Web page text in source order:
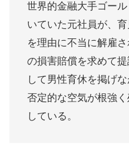
世界的金融大手ゴー
いていた元社員が、
を理由に不当に解雇
の損害賠償を求めて
して男性育休を掲げ
否定的な空気が根強
している。